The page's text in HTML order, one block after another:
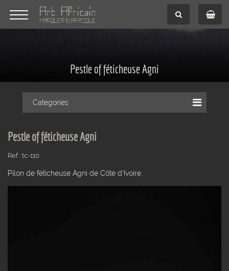
Pestle of féticheuse Agni
Categories
Pestle of féticheuse Agni
Ref : tc-110
Pilon de féticheuse Agni de Côte d'Ivoire.